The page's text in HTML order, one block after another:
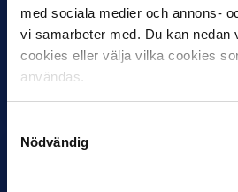
med sociala medier och annons-
vi samarbeter med. Du kan nedan
cookies eller välja vilka cookies
användas.
Nödvändig
27 JULI
Joachim Björklund tar
Under måndagseftermiddagen
Stefan Billborns uppdrag som